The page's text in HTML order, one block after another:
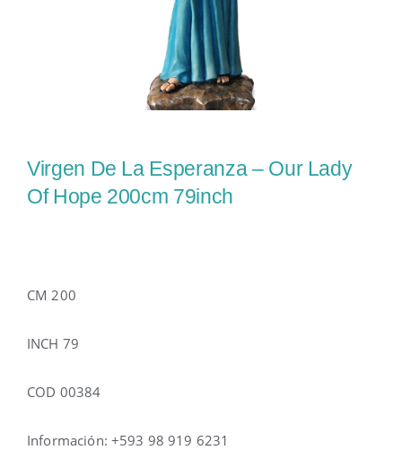
Virgen De La Esperanza – Our Lady
Of Hope 200cm 79inch
CM 200
INCH 79
COD 00384
Información: +593 98 919 6231